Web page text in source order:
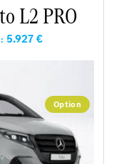
Option
L2 PRO
5.927 €